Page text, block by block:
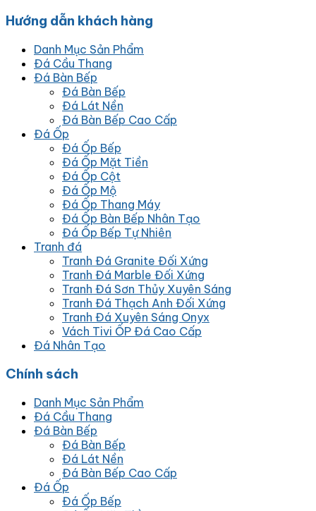
Hướng dẫn khách hàng
Danh Mục Sản Phẩm
Đá Cầu Thang
Đá Bàn Bếp
Đá Bàn Bếp
Đá Lát Nền
Đá Bàn Bếp Cao Cấp
Đá Ốp
Đá Ốp Bếp
Đá Ốp Mặt Tiền
Đá Ốp Cột
Đá Ốp Mộ
Đá Ốp Thang Máy
Đá Ốp Bàn Bếp Nhân Tạo
Đá Ốp Bếp Tự Nhiên
Tranh đá
Tranh Đá Granite Đối Xứng
Tranh Đá Marble Đối Xứng
Tranh Đá Sơn Thủy Xuyên Sáng
Tranh Đá Thạch Anh Đối Xứng
Tranh Đá Xuyên Sáng Onyx
Vách Tivi ỐP Đá Cao Cấp
Đá Nhân Tạo
Chính sách
Danh Mục Sản Phẩm
Đá Cầu Thang
Đá Bàn Bếp
Đá Bàn Bếp
Đá Lát Nền
Đá Bàn Bếp Cao Cấp
Đá Ốp
Đá Ốp Bếp